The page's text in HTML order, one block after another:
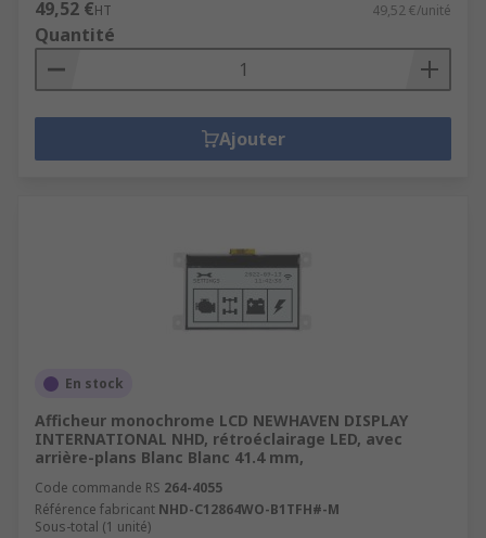
49,52 €HT 49,52 €/unité
Quantité
Ajouter
En stock
Afficheur monochrome LCD NEWHAVEN DISPLAY
INTERNATIONAL NHD, rétroéclairage LED, avec
arrière-plans Blanc Blanc 41.4 mm,
Code commande RS 264-4055
Référence fabricant NHD-C12864WO-B1TFH#-M
Sous-total (1 unité)